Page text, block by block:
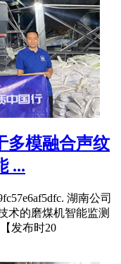
多模融合声纹
...
湖南公司
术的磨煤机智能监测
发布时20